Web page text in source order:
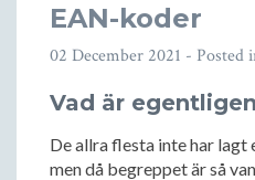
EAN-koder
02 December 2021 - Posted
Vad är
De allra flesta inte har lagt
men då begreppet är så